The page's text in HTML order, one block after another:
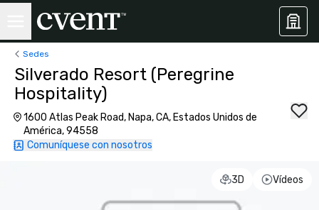
Sedes
Silverado Resort (Peregrine
Hospitality)
1600 Atlas Peak Road, Napa, CA, Estados Unidos de
América, 94558
Comuníquese con nosotros
3D Vídeos